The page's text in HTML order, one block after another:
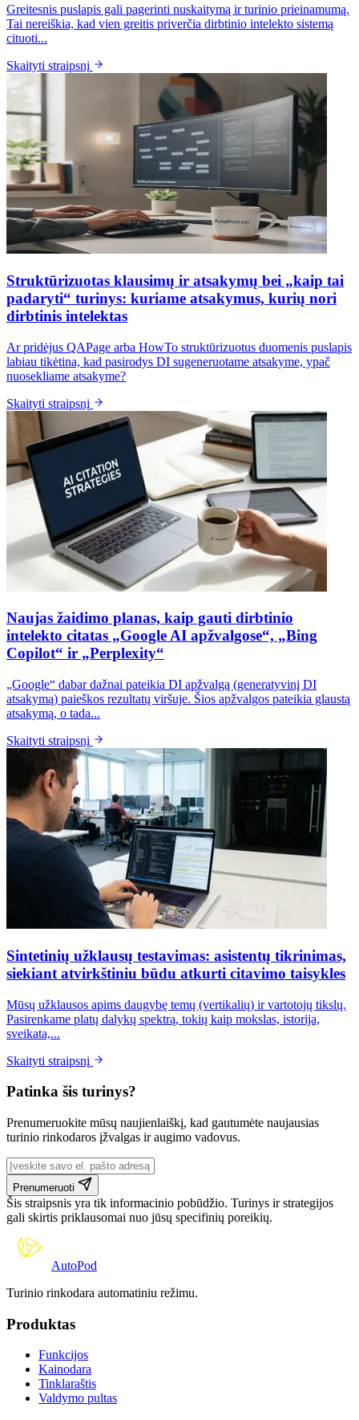
Greitesnis puslapis gali pagerinti nuskaitymą ir turinio prieinamumą.
Tai nereiškia, kad vien greitis priverčia dirbtinio intelekto sistemą
cituoti...
Skaityti straipsnį
Struktūrizuotas klausimų ir atsakymų bei „kaip tai
padaryti“ turinys: kuriame atsakymus, kurių nori
dirbtinis intelektas
Ar pridėjus QAPage arba HowTo struktūrizuotus duomenis puslapis
labiau tikėtina, kad pasirodys DI sugeneruotame atsakyme, ypač
nuosekliame atsakyme?
Skaityti straipsnį
Naujas žaidimo planas, kaip gauti dirbtinio
intelekto citatas „Google AI apžvalgose“, „Bing
Copilot“ ir „Perplexity“
„Google“ dabar dažnai pateikia DI apžvalgą (generatyvinį DI
atsakymą) paieškos rezultatų viršuje. Šios apžvalgos pateikia glaustą
atsakymą, o tada...
Skaityti straipsnį
Sintetinių užklausų testavimas: asistentų tikrinimas,
siekiant atvirkštiniu būdu atkurti citavimo taisykles
Mūsų užklausos apims daugybę temų (vertikalių) ir vartotojų tikslų.
Pasirenkame platų dalykų spektrą, tokių kaip mokslas, istorija,
sveikata,...
Skaityti straipsnį
Patinka šis turinys?
Prenumeruokite mūsų naujienlaiškį, kad gautumėte naujausias
turinio rinkodaros įžvalgas ir augimo vadovus.
Prenumeruoti
Šis straipsnis yra tik informacinio pobūdžio. Turinys ir strategijos
gali skirtis priklausomai nuo jūsų specifinių poreikių.
AutoPod
Turinio rinkodara automatiniu režimu.
Produktas
Funkcijos
Kainodara
Tinklaraštis
Valdymo pultas